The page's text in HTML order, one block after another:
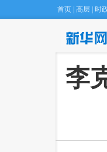
首页 高层 时
李